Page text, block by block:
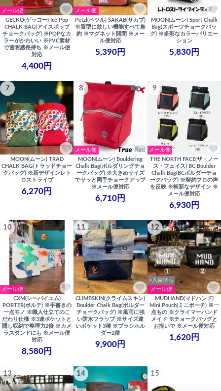
メール便
GECKO(ゲッコー) Ice Pop
CHALK BAG(アイスポップ
チョークバッグ) ※POPなカ
ラーがかわいい ※PVC素材
で透明感長持ち ※メール便
対応
4,400円
メール便
Petzl(ペツル) SAKAB(サカブ)
※置型に欲しい機能すべて集
約 ※マグネット開閉 ※メー
ル便対応
5,390円
MOON(ムーン) Sport Chalk
Bag(スポーツチョークバッ
グ) ※多彩なカラーバリエー
ション
5,830円
7
MOON(ムーン) TRAD
CHALK BAG(トラッドチョー
クバッグ) ※新デザインレト
ロストライプ
6,270円
8
メール便
MOON(ムーン) Bouldering
Chalk Bag(ボルダリングチョ
ークバッグ) ※大きめサイズ
でサッと両手チョークアップ
※メール便対応
6,710円
9
メール便
THE NORTH FACE(ザ・ノー
ス・フェイス) BC Boulder
Chalk Bag(BCボルダーチョ
ークバッグ) ※契約プロの声
を反映 ※斬新なデザイン ※
メール便対応
6,930円
10
メール便
CXM(シーバイエム)
PORTER(ポルテ) ※手書きの
一点モノ ※職人仕立てのこ
だわり仕様 ※3連ポケットと
隠し収納で整理力2倍 ※カメ
ラスタンドにも ※メール便
対応
8,580円
11
CLIMBSKIN(クライムスキン)
Boulder Chalk Bag(ボルダー
チョークバッグ) ※風雨に強
い防水フラップ ※サイズ違
いポケット3種 ※ブラシホル
ダー2種
9,900円
12
×入荷待ち
メール便
MUDHAND(マドハンド)
Mini Pouch(ミニポーチ) ※一
点もの ※クライマーハンド
メイド ※チョークバッグと
お揃いで ※メール便対応
1,620円
13 14 15